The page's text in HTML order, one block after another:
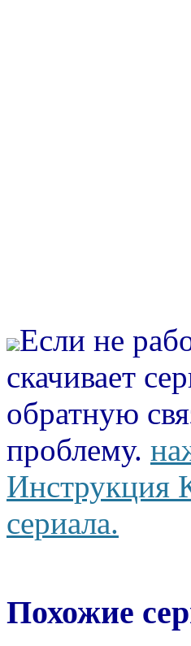
Если не
скачивает
обратную
проблему.
Инструкция
сериала.
Похожие